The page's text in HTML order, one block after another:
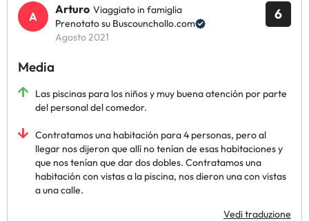
6
Arturo Viaggiato in famiglia
Prenotato su Buscounchollo.com
Agosto 2021
Media
Las piscinas para los niños y muy buena atención por parte
del personal del comedor.
Contratamos una habitación para 4 personas, pero al
llegar nos dijeron que allí no tenían de esas habitaciones y
que nos tenían que dar dos dobles. Contratamos una
habitación con vistas a la piscina, nos dieron una con vistas
a una calle.
Vedi traduzione